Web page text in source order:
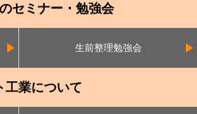
セミナー・勉強会
生前整理勉強会
工業について